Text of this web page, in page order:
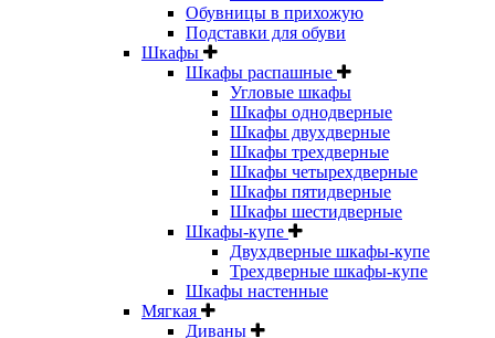
Обувницы в прихожую
Подставки для обуви
Шкафы
Шкафы распашные
Угловые шкафы
Шкафы однодверные
Шкафы двухдверные
Шкафы трехдверные
Шкафы четырехдверные
Шкафы пятидверные
Шкафы шестидверные
Шкафы-купе
Двухдверные шкафы-купе
Трехдверные шкафы-купе
Шкафы настенные
Мягкая
Диваны